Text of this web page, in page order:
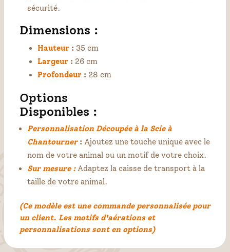
sécurité.
Dimensions :
Hauteur : 35 cm
Largeur : 26 cm
Profondeur : 28 cm
Options
Disponibles :
Personnalisation Découpée à la Scie à
Chantourner: Ajoutez une touche unique avec le
nom de votre animal ou un motif de votre choix.
Sur mesure : Adaptez la caisse de transport à la
taille de votre animal.
(Ce modèle est une commande personnalisée pour
un client. Les motifs d'aérations et
personnalisations sont en options)